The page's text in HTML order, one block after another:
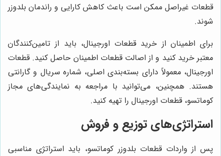
قطعات غیراصل ممکن است باعث کاهش کارایی و راندمان بلدوزر
شوند.
برای اطمینان از خرید قطعات اورجینال، باید از تامین‌کنندگان
معتبر خرید کنید و از اصالت قطعات اطمینان حاصل کنید. قطعات
اورجینال، معمولاً دارای بسته‌بندی اصلی، شماره سریال و گارانتی
هستند. همچنین، می‌توانید با مراجعه به نمایندگی‌های مجاز
کوماتسو، قطعات اورجینال را تهیه کنید.
استراتژی‌های توزیع و فروش
پس از واردات قطعات بلدوزر کوماتسو، باید استراتژی مناسبی